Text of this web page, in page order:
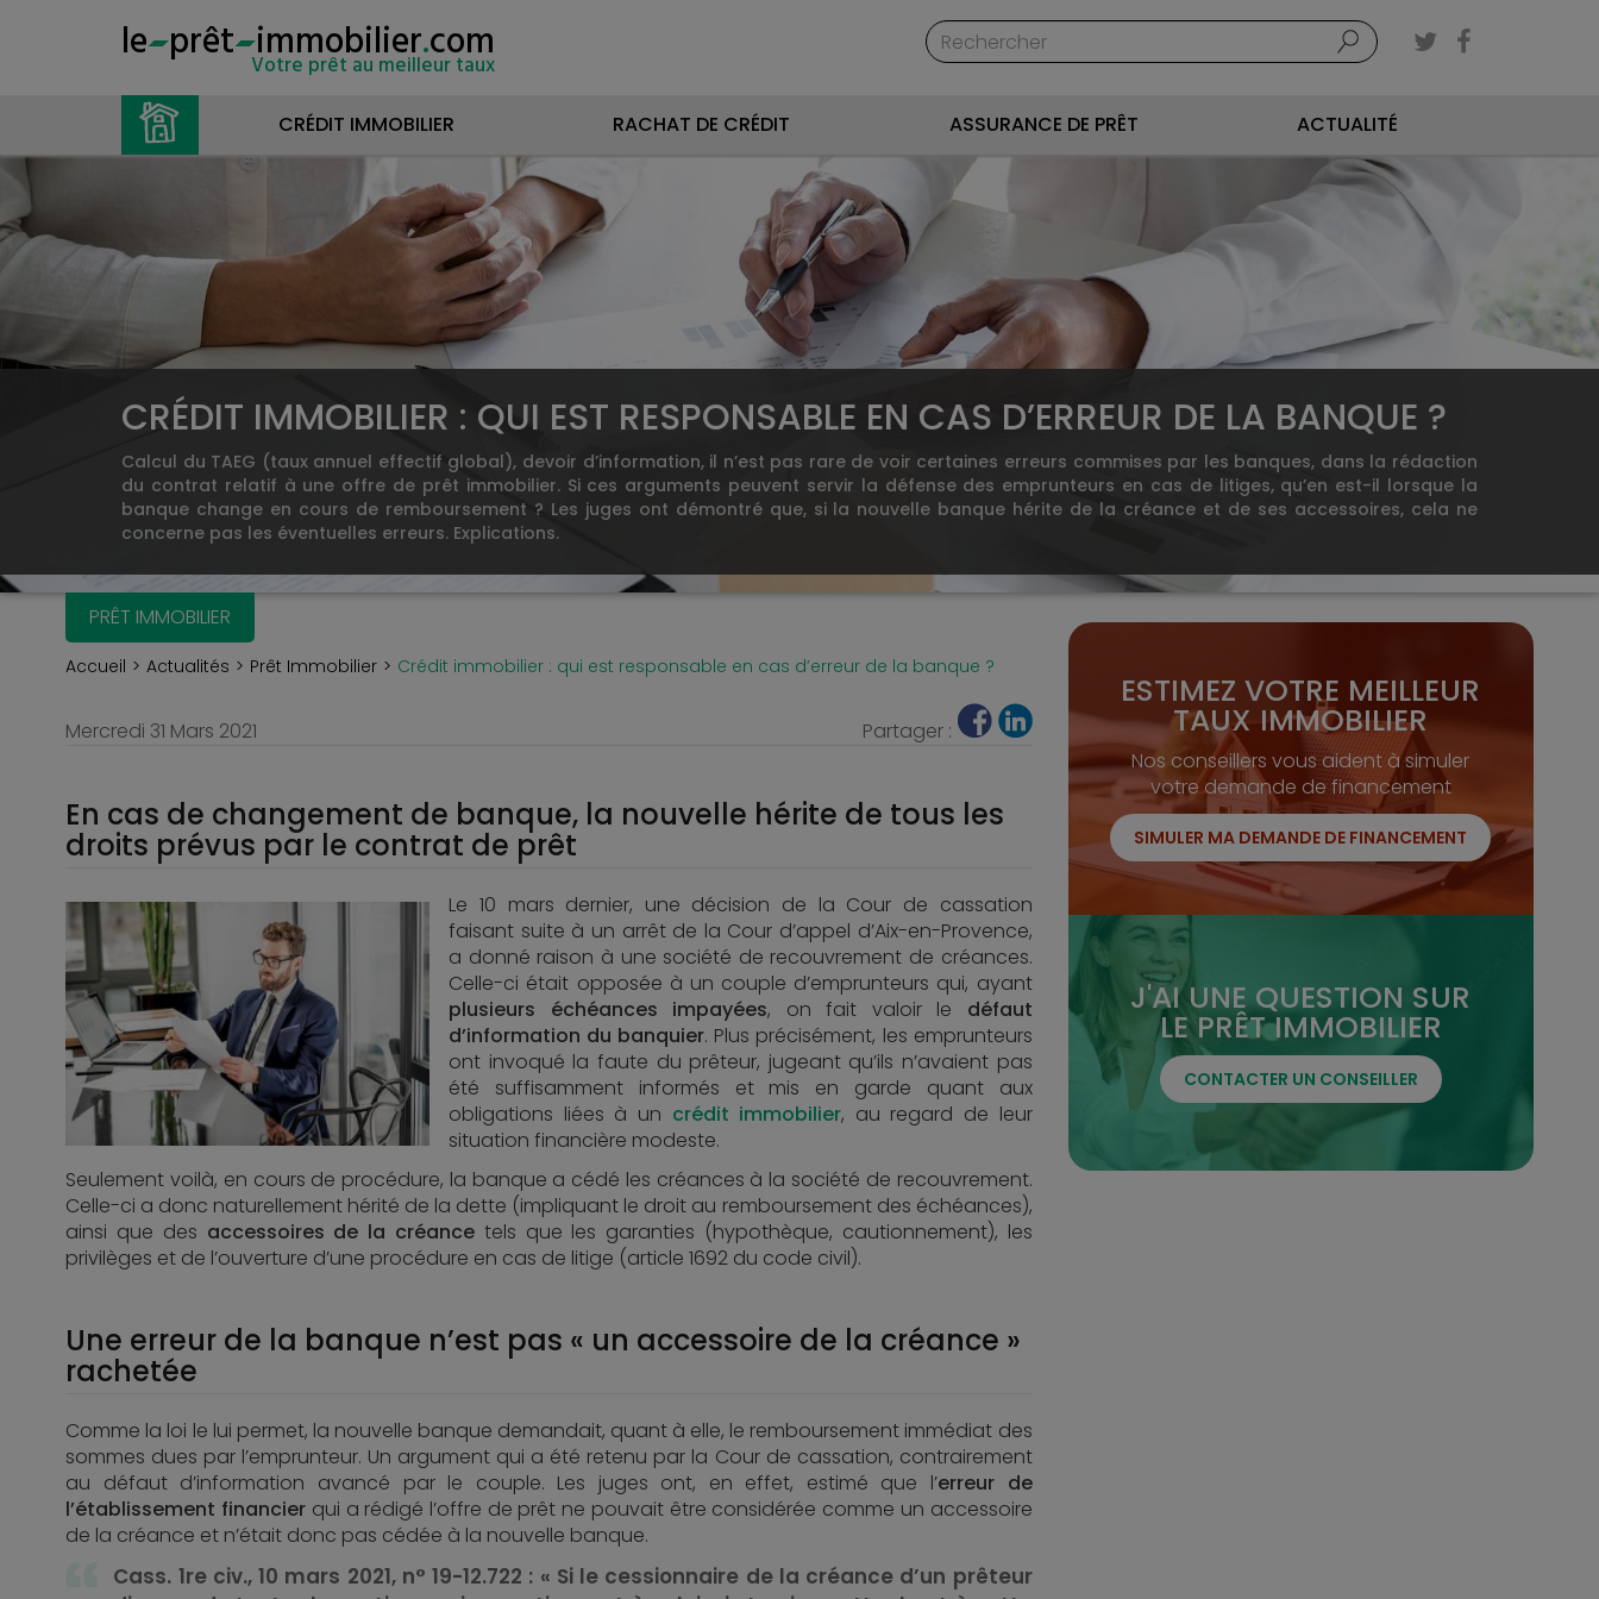
le prêt immobilier.com
Votre prêt au meilleur taux
CRÉDIT IMMOBILIER RACHAT DE CRÉDIT ASSURANCE DE PRÊT ACTUALITÉ
CRÉDIT IMMOBILIER : QUI EST RESPONSABLE EN CAS D’ERREUR DE LA BANQUE ?
Calcul du TAEG (taux annuel effectif global), devoir d’information, il n’est pas rare de voir certaines erreurs commises par les banques, dans la rédaction
du contrat relatif à une offre de prêt immobilier. Si ces arguments peuvent servir la défense des emprunteurs en cas de litiges, qu’en est-il lorsque la
banque change en cours de remboursement ? Les juges ont démontré que, si la nouvelle banque hérite de la créance et de ses accessoires, cela ne
concerne pas les éventuelles erreurs. Explications.
PRÊT IMMOBILIER
Accueil Actualités Prêt Immobilier Crédit immobilier : qui est responsable en cas d’erreur de la banque ?
Mercredi 31 Mars 2021 Partager :
En cas de changement de banque, la nouvelle hérite de tous les
droits prévus par le contrat de prêt
Le 10 mars dernier, une décision de la Cour de cassation
faisant suite à un arrêt de la Cour d’appel d’Aix-en-Provence,
a donné raison à une société de recouvrement de créances.
Celle-ci était opposée à un couple d’emprunteurs qui, ayant
plusieurs échéances impayées, on fait valoir le défaut
d’information du banquier. Plus précisément, les emprunteurs
ont invoqué la faute du prêteur, jugeant qu’ils n’avaient pas
été suffisamment informés et mis en garde quant aux
obligations liées à un crédit immobilier, au regard de leur
situation financière modeste.
Seulement voilà, en cours de procédure, la banque a cédé les créances à la société de recouvrement.
Celle-ci a donc naturellement hérité de la dette (impliquant le droit au remboursement des échéances),
ainsi que des accessoires de la créance tels que les garanties (hypothèque, cautionnement), les
privilèges et de l’ouverture d’une procédure en cas de litige (article 1692 du code civil).
Une erreur de la banque n’est pas « un accessoire de la créance »
rachetée
Comme la loi le lui permet, la nouvelle banque demandait, quant à elle, le remboursement immédiat des
sommes dues par l’emprunteur. Un argument qui a été retenu par la Cour de cassation, contrairement
au défaut d’information avancé par le couple. Les juges ont, en effet, estimé que l’erreur de
l’établissement financier qui a rédigé l’offre de prêt ne pouvait être considérée comme un accessoire
de la créance et n’était donc pas cédée à la nouvelle banque.
Cass. 1re civ., 10 mars 2021, n° 19-12.722 : « Si le cessionnaire de la créance d’un prêteur
ESTIMEZ VOTRE MEILLEUR
TAUX IMMOBILIER
Nos conseillers vous aident à simuler
votre demande de financement
SIMULER MA DEMANDE DE FINANCEMENT
J'AI UNE QUESTION SUR
LE PRÊT IMMOBILIER
CONTACTER UN CONSEILLER